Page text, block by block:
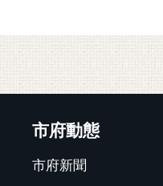
市府動態
市府新聞